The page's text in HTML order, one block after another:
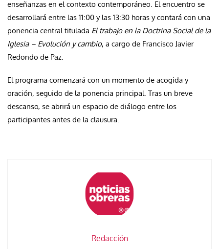
enseñanzas en el contexto contemporáneo. El encuentro se
desarrollará entre las 11:00 y las 13:30 horas y contará con una
ponencia central titulada El trabajo en la Doctrina Social de la
Iglesia – Evolución y cambio, a cargo de Francisco Javier
Redondo de Paz.
El programa comenzará con un momento de acogida y
oración, seguido de la ponencia principal. Tras un breve
descanso, se abrirá un espacio de diálogo entre los
participantes antes de la clausura.
Redacción